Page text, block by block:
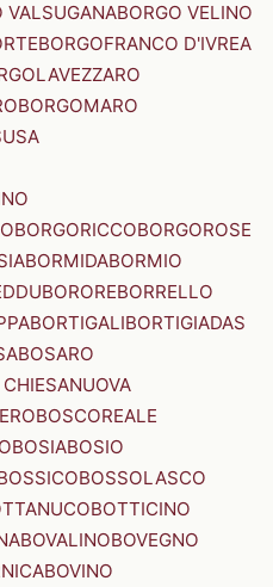
VALSUGANABORGO VELINO
BORGOFRANCO D'IVREA
BORGOMARO
BORGORICCOBORGOROSE
BORMIDABORMIO
BOROREBORRELLO
BORTIGALIBORTIGIADAS
BOSARO
BOSCOREALE
BOSIABOSIO
BOSSOLASCO
BOTTICINO
BOVALINOBOVEGNO
BOVINO